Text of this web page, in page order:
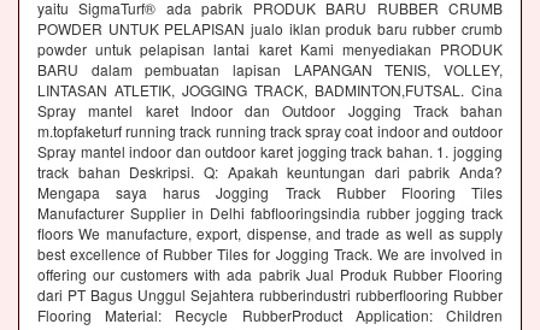
yaitu SigmaTurf® ada pabrik PRODUK BARU RUBBER CRUMB
POWDER UNTUK PELAPISAN jualo iklan produk baru rubber crumb
powder untuk pelapisan lantai karet Kami menyediakan PRODUK
BARU dalam pembuatan lapisan LAPANGAN TENIS, VOLLEY,
LINTASAN ATLETIK, JOGGING TRACK, BADMINTON,FUTSAL. Cina
Spray mantel karet Indoor dan Outdoor Jogging Track bahan
m.topfaketurf running track running track spray coat indoor and outdoor
Spray mantel indoor dan outdoor karet jogging track bahan. 1. jogging
track bahan Deskripsi. Q: Apakah keuntungan dari pabrik Anda?
Mengapa saya harus Jogging Track Rubber Flooring Tiles
Manufacturer Supplier in Delhi fabflooringsindia rubber jogging track
floors We manufacture, export, dispense, and trade as well as supply
best excellence of Rubber Tiles for Jogging Track. We are involved in
offering our customers with ada pabrik Jual Produk Rubber Flooring
dari PT Bagus Unggul Sejahtera rubberindustri rubberflooring Rubber
Flooring Material: Recycle RubberProduct Application: Children